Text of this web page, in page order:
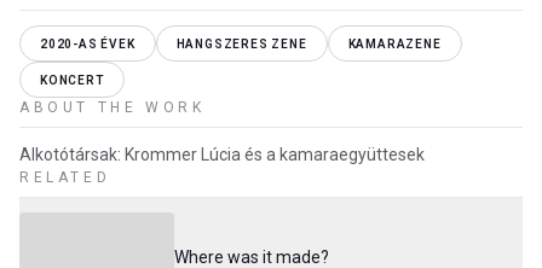
2020-AS ÉVEK HANGSZERES ZENE KAMARAZENE
KONCERT
ABOUT THE WORK
Alkotótársak: Krommer Lúcia és a kamaraegyüttesek
RELATED
Where was it made?